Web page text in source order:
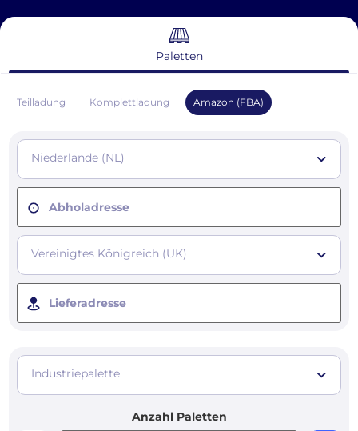
Paletten
Teilladung Komplettladung Amazon (FBA)
Niederlande (NL)
Abholadresse
Vereinigtes Königreich (UK)
Lieferadresse
Industriepalette
Anzahl Paletten